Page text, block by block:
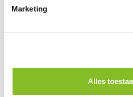
Marketing
Alles
Gevaar voor scherpe